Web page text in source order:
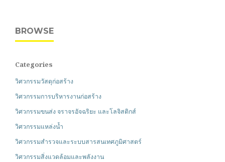
BROWSE
Categories
วิศวกรรมวัสดุก่อสร้าง
วิศวกรรมการบริหารงานก่อสร้าง
วิศวกรรมขนส่ง จราจรอัจฉริยะ และโลจิสติกส์
วิศวกรรมแหล่งน้ำ
วิศวกรรมสำรวจและระบบสารสนเทศภูมิศาสตร์
วิศวกรรมสิ่งแวดล้อมและพลังงาน